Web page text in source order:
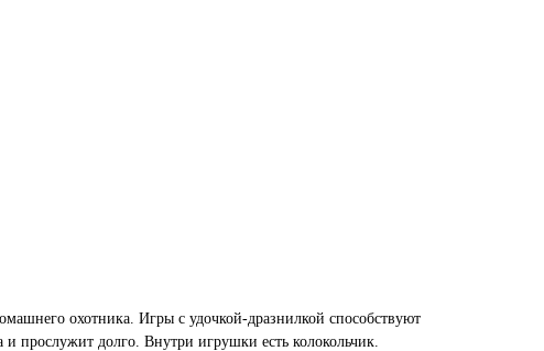
охотника. Игры с удочкой-дразнилкой способствуют
прослужит долго. Внутри игрушки есть колокольчик.